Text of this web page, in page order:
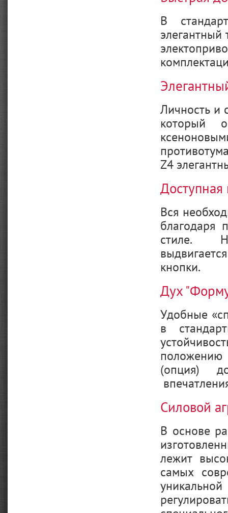
В
элегантный
Личность и
который
Z4
Вся
благодаря
стиле.
кнопки.
Дух
Удобные
в
(опция)
Силовой
В основе
лежит
самых